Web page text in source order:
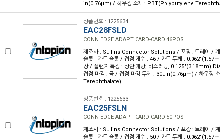
in(0.76µm) / 하우징 소재 : PBT(Polybutylene
상품번호 : 1225634
EAC28FSLD
CONN EDGE ADAPT CARD-CARD 46POS
제조사 : Sullins Connector Solutions / 포장 : 트레이 / 계
슬롯 - 카드 슬롯 / 접점 개수 : 46 / 카드 두께 :
장 / 플랜지 특징 : 상단 개방, 비스레딩, 0.125"(3.18mm)
접점 마감 : 금 / 접점 마감 두께 : 30µin(0.76µm) / 하우징
Terephthalate)
상품번호 : 1225633
EAC25FSLN
CONN EDGE ADAPT CARD-CARD 50POS
제조사 : Sullins Connector Solutions / 포장 : 트레이 / 계
슬롯 - 카드 슬롯 / 접점 개수 : 50 / 카드 두께 :